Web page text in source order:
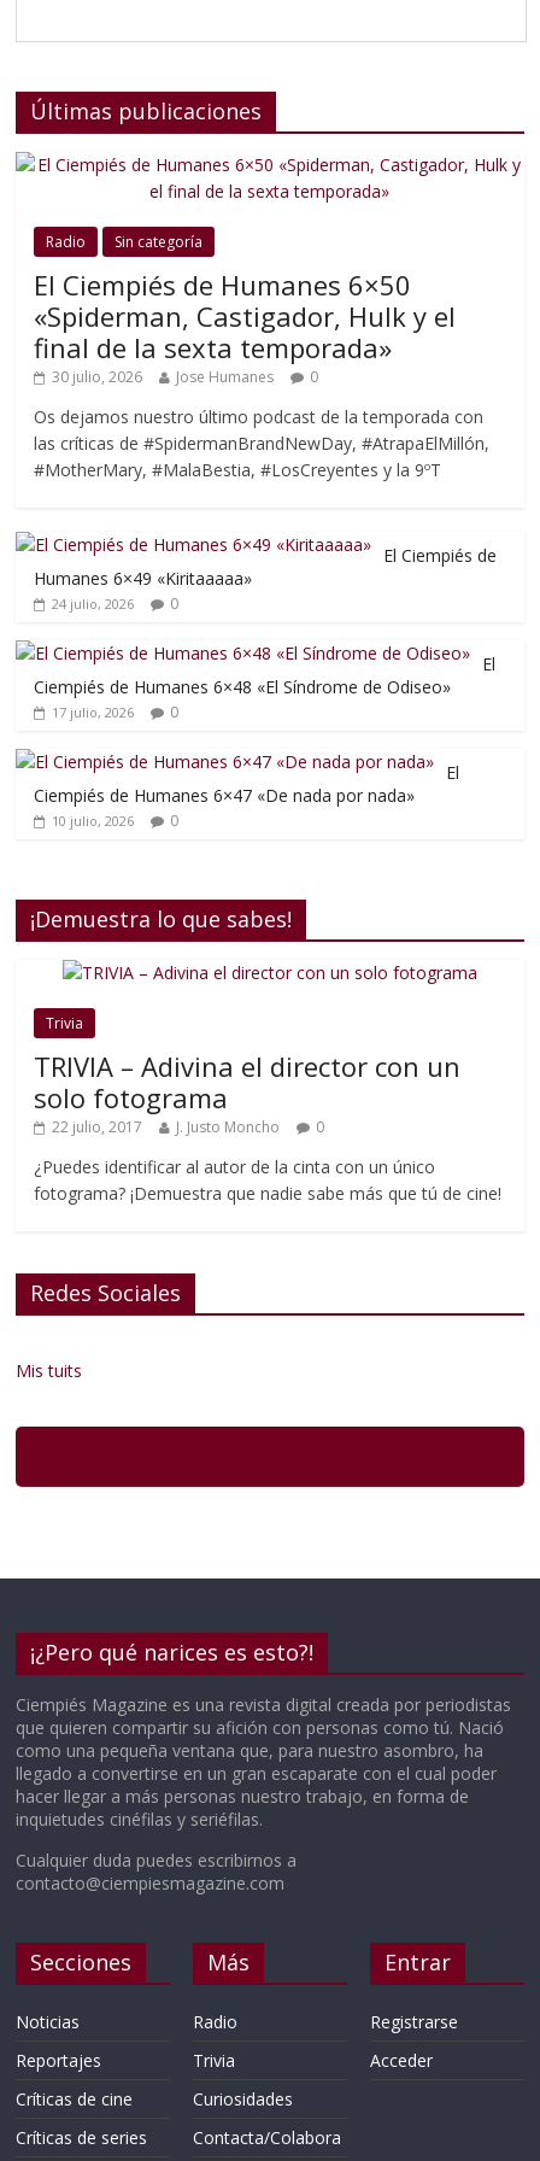
Últimas publicaciones
Radio Sin categoría
El Ciempiés de Humanes 6×50
«Spiderman, Castigador, Hulk y el
final de la sexta temporada»
30 julio, 2026 Jose Humanes 0
Os dejamos nuestro último podcast de la temporada con
las críticas de #SpidermanBrandNewDay, #AtrapaElMillón,
#MotherMary, #MalaBestia, #LosCreyentes y la 9ºT
El Ciempiés de
Humanes 6×49 «Kiritaaaaa»
24 julio, 2026 0
El
Ciempiés de Humanes 6×48 «El Síndrome de Odiseo»
17 julio, 2026 0
El
Ciempiés de Humanes 6×47 «De nada por nada»
10 julio, 2026 0
¡Demuestra lo que sabes!
Trivia
TRIVIA – Adivina el director con un
solo fotograma
22 julio, 2017 J. Justo Moncho 0
¿Puedes identificar al autor de la cinta con un único
fotograma? ¡Demuestra que nadie sabe más que tú de cine!
Redes Sociales
Mis tuits
¡¿Pero qué narices es esto?!
Ciempiés Magazine es una revista digital creada por periodistas
que quieren compartir su afición con personas como tú. Nació
como una pequeña ventana que, para nuestro asombro, ha
llegado a convertirse en un gran escaparate con el cual poder
hacer llegar a más personas nuestro trabajo, en forma de
inquietudes cinéfilas y seriéfilas.
Cualquier duda puedes escribirnos a
contacto@ciempiesmagazine.com
Secciones
Noticias
Reportajes
Críticas de cine
Críticas de series
Más
Radio
Trivia
Curiosidades
Contacta/Colabora
Entrar
Registrarse
Acceder